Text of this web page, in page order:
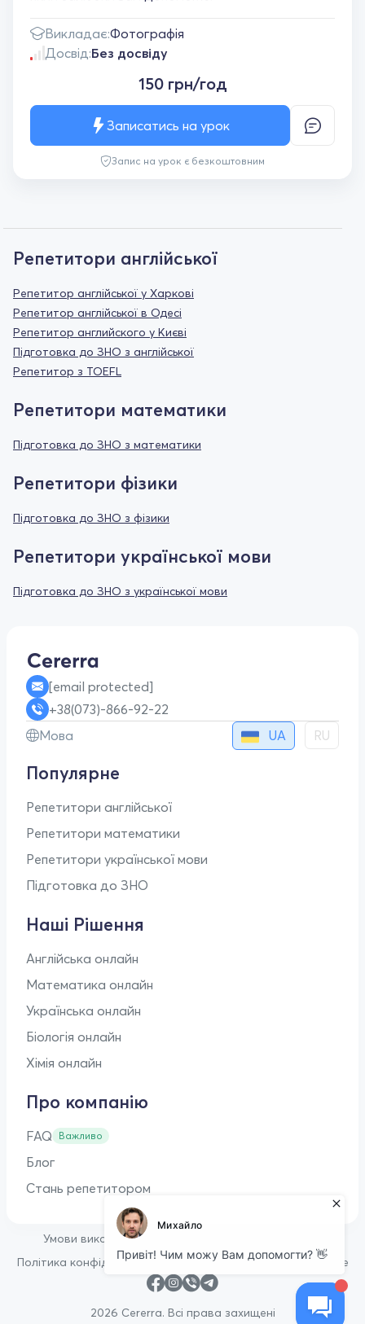
Викладає:Фотографія
Досвід:Без досвіду
150 грн/год
Запис на урок є безкоштовним
Записатись на урок
Репетитори англійської
Репетитор англійської у Харкові
Репетитор англійської в Одесі
Репетитор английского у Києві
Підготовка до ЗНО з англійської
Репетитор з TOEFL
Репетитори математики
Підготовка до ЗНО з математики
Репетитори фізики
Підготовка до ЗНО з фізики
Репетитори української мови
Підготовка до ЗНО з української мови
[email protected]
+38(073)-866-92-22
Мова
UA RU
Популярне
Репетитори англійської
Репетитори математики
Репетитори української мови
Підготовка до ЗНО
Наші Рішення
Англійська онлайн
Математика онлайн
Українська онлайн
Біологія онлайн
Хімія онлайн
Про компанію
FAQ Важливо
Блог
Стань репетитором
2026 Cererra. Всі права захищені
Умови використання
Політика конфіденційності • Політика щодо файлів cookie